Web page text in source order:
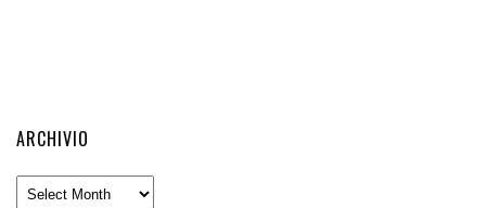
ARCHIVIO
Archivio